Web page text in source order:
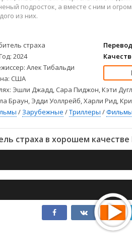
подросток, а вместе с ним и
из них.
страха
2024
Алек Тибальди
США
Эшли Джадд, Сара Пиджон, Кэти
Браун, Эдди Уоллрейб, Харли Рид,
/ Зарубежные /Триллеры /
страха в хорошем качестве